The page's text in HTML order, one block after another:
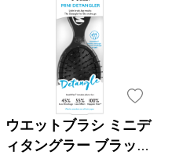
ウエットブラシ ミニデ
ィタングラー ブラック